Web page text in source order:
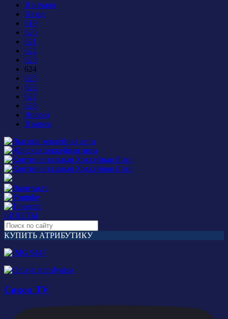
В начало
Назад
619
620
621
622
623
624
625
626
627
628
Вперед
В конец
БИЛЕТЫ
КУПИТЬ АТРИБУТИКУ
Сокол TV